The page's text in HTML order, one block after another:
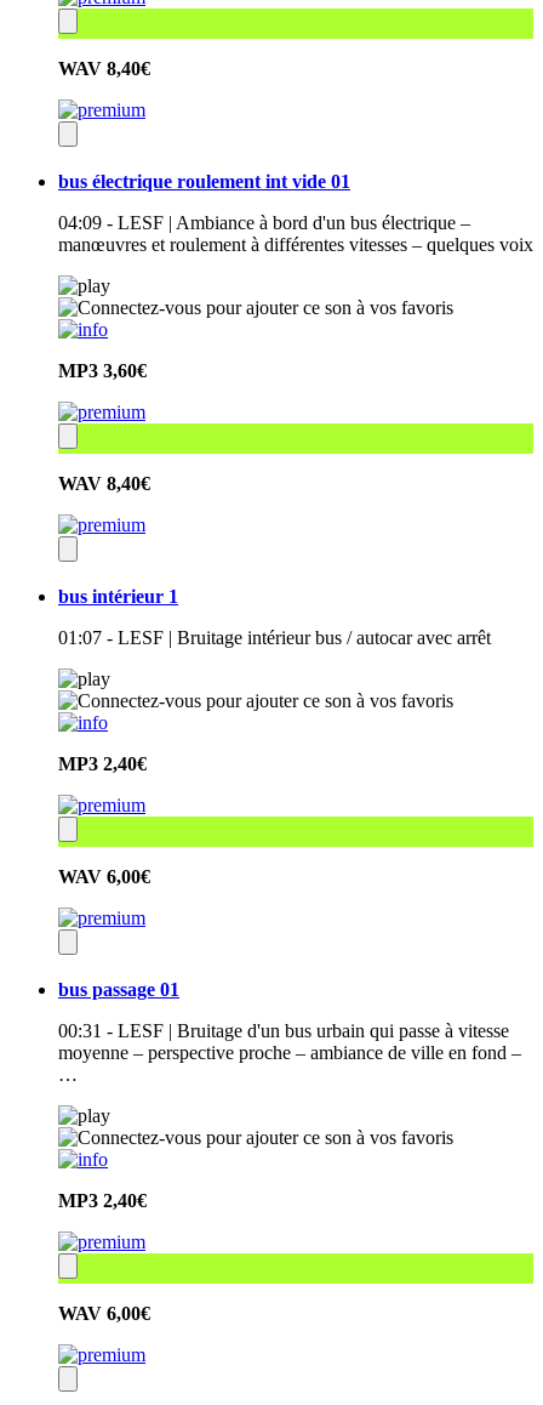
WAV 8,40€
bus électrique roulement int vide 01
04:09 - LESF | Ambiance à bord d'un bus électrique –
manœuvres et roulement à différentes vitesses – quelques voix
MP3 3,60€
WAV 8,40€
bus intérieur 1
01:07 - LESF | Bruitage intérieur bus / autocar avec arrêt
MP3 2,40€
WAV 6,00€
bus passage 01
00:31 - LESF | Bruitage d'un bus urbain qui passe à vitesse
moyenne – perspective proche – ambiance de ville en fond –
…
MP3 2,40€
WAV 6,00€